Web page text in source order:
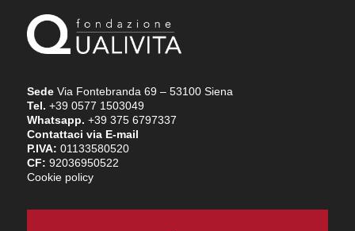
SedeVia Fontebranda 69 – 53100 Siena
Tel. +39 0577 1503049
Whatsapp. +39 375 6797337
Contattaci via E-mail
P.IVA: 01133580520
CF: 92036950522
Cookie policy